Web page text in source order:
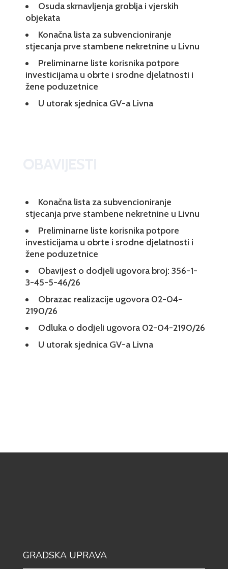
Osuda skrnavljenja groblja i vjerskih
objekata
Konačna lista za subvencioniranje
stjecanja prve stambene nekretnine u Livnu
Preliminarne liste korisnika potpore
investicijama u obrte i srodne djelatnosti i
žene poduzetnice
U utorak sjednica GV-a Livna
Konačna lista za subvencioniranje
stjecanja prve stambene nekretnine u Livnu
Preliminarne liste korisnika potpore
investicijama u obrte i srodne djelatnosti i
žene poduzetnice
Obavijest o dodjeli ugovora broj: 356-1-
3-45-5-46/26
Obrazac realizacije ugovora 02-04-
2190/26
Odluka o dodjeli ugovora 02-04-2190/26
U utorak sjednica GV-a Livna
GRADSKA UPRAVA